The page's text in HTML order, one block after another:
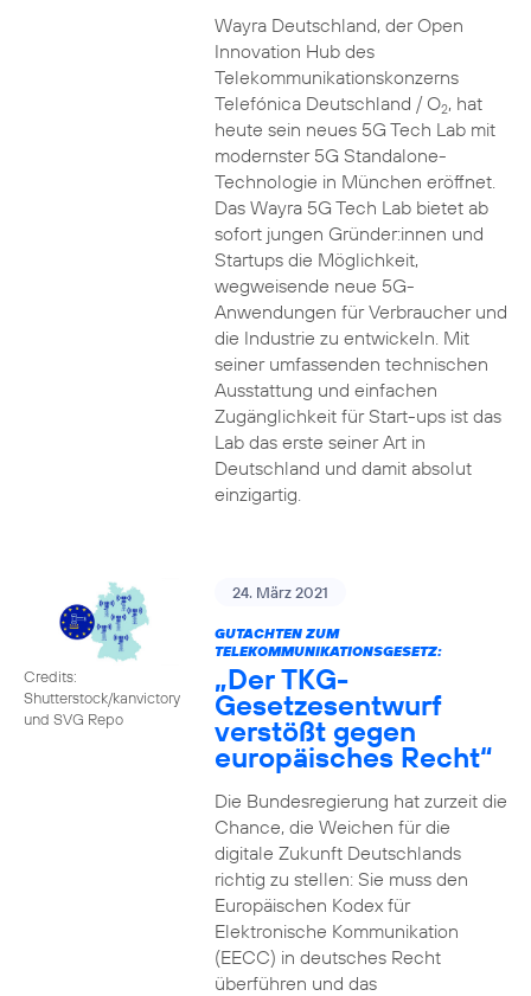
Wayra Deutschland, der Open
Innovation Hub des
Telekommunikationskonzerns
Telefónica Deutschland / O2, hat
heute sein neues 5G Tech Lab mit
modernster 5G Standalone-
Technologie in München eröffnet.
Das Wayra 5G Tech Lab bietet ab
sofort jungen Gründer:innen und
Startups die Möglichkeit,
wegweisende neue 5G-
Anwendungen für Verbraucher und
die Industrie zu entwickeln. Mit
seiner umfassenden technischen
Ausstattung und einfachen
Zugänglichkeit für Start-ups ist das
Lab das erste seiner Art in
Deutschland und damit absolut
einzigartig.
Credits:
Shutterstock/kanvictory
und SVG Repo
24. März 2021
GUTACHTEN ZUM
TELEKOMMUNIKATIONSGESETZ:
„Der TKG-
Gesetzesentwurf
verstößt gegen
europäisches Recht“
Die Bundesregierung hat zurzeit die
Chance, die Weichen für die
digitale Zukunft Deutschlands
richtig zu stellen: Sie muss den
Europäischen Kodex für
Elektronische Kommunikation
(EECC) in deutsches Recht
überführen und das